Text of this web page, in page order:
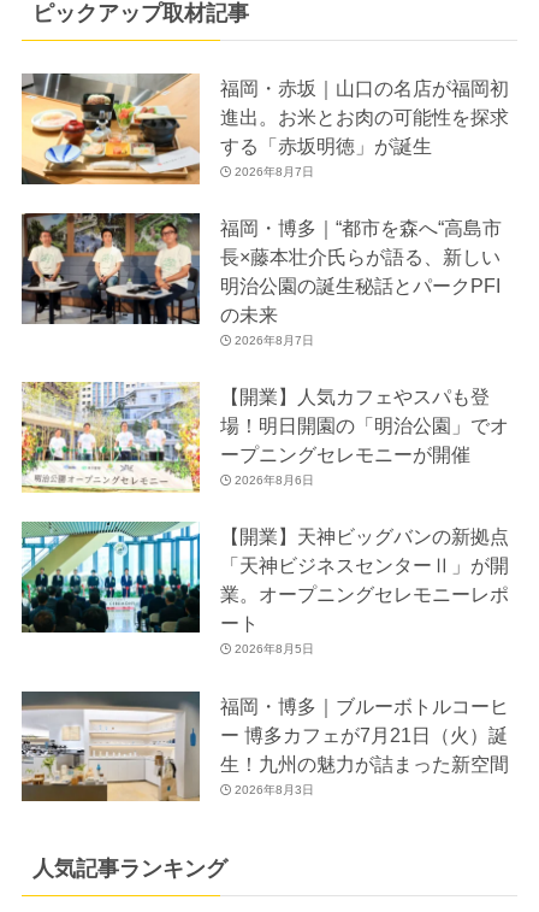
ピックアップ取材記事
福岡・赤坂｜山口の名店が福岡初
進出。お米とお肉の可能性を探求
する「赤坂明徳」が誕生
2026年8月7日
福岡・博多｜“都市を森へ“高島市
長×藤本壮介氏らが語る、新しい
明治公園の誕生秘話とパークPFI
の未来
2026年8月7日
【開業】人気カフェやスパも登
場！明日開園の「明治公園」でオ
ープニングセレモニーが開催
2026年8月6日
【開業】天神ビッグバンの新拠点
「天神ビジネスセンターⅡ」が開
業。オープニングセレモニーレポ
ート
2026年8月5日
福岡・博多｜ブルーボトルコーヒ
ー 博多カフェが7月21日（火）誕
生！九州の魅力が詰まった新空間
2026年8月3日
人気記事ランキング